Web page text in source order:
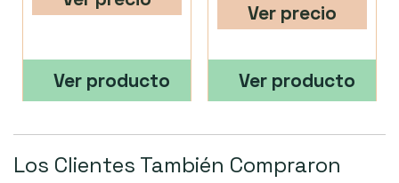
Ver producto
Ver precio
Ver producto
Los Clientes También Compraron